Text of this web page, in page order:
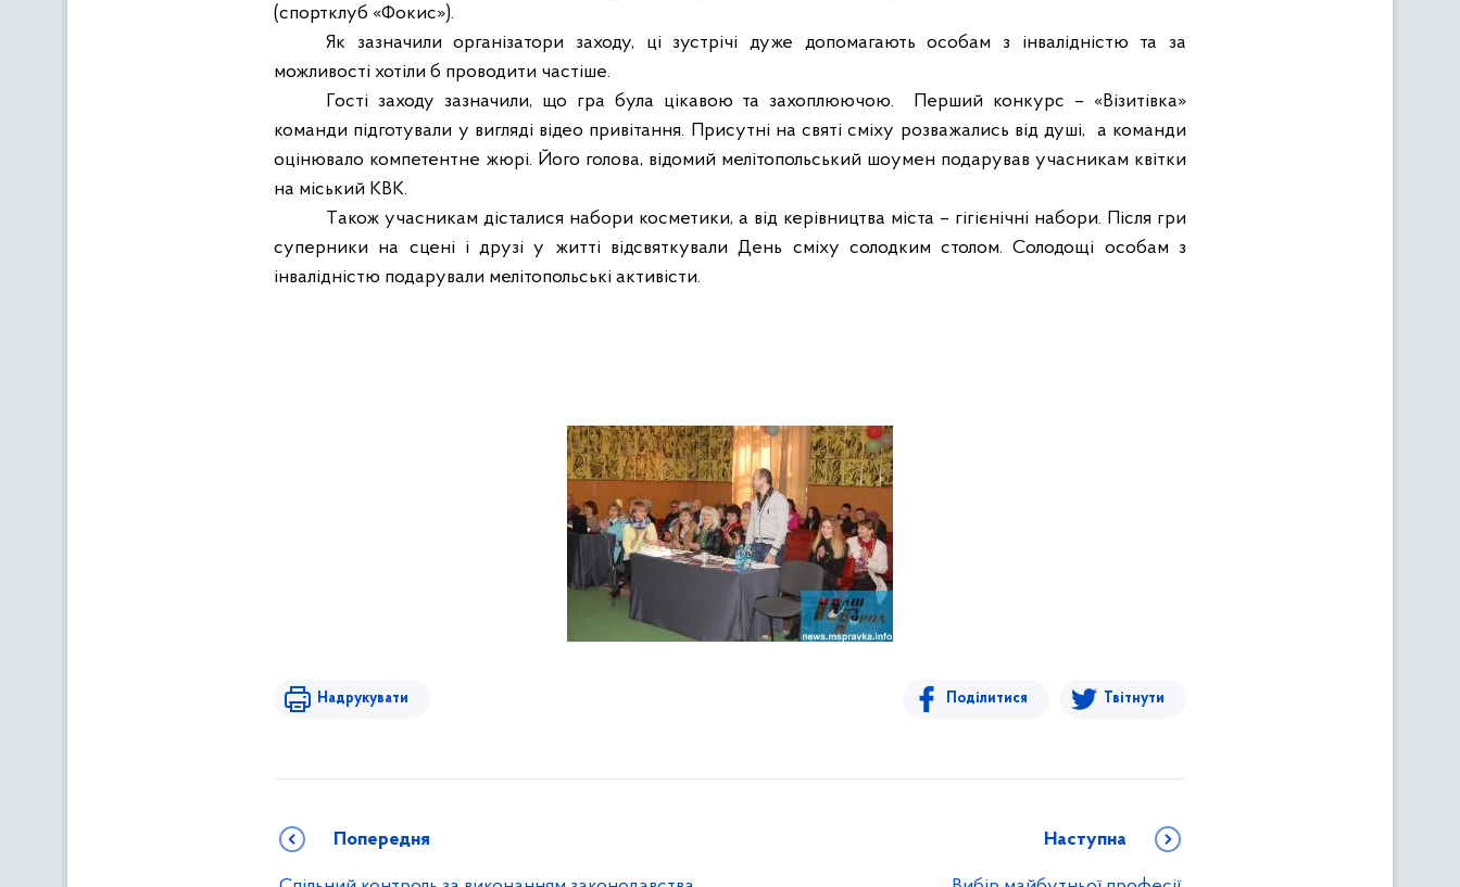
(спортклуб «Фокис»).
Як зазначили організатори заходу, ці зустрічі дуже допомагають особам з інвалідністю та за
можливості хотіли б проводити частіше.
Гості заходу зазначили, що гра була цікавою та захоплюючою.
Перший конкурс – «Візитівка»
команди підготували у вигляді відео привітання. Присутні на святі сміху розважались від душі,
а команди
оцінювало компетентне жюрі. Його голова, відомий мелітопольський шоумен подарував учасникам квітки
на міський КВК.
Також учасникам дісталися набори косметики, а від керівництва міста – гігієнічні набори. Після гри
суперники на сцені і друзі у житті відсвяткували День сміху солодким столом. Солодощі особам з
інвалідністю подарували мелітопольські активісти.
Надрукувати Поділитися Твітнути
Попередня Наступна